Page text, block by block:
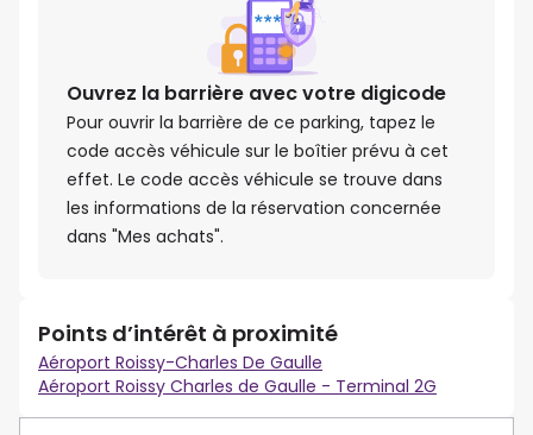
Ouvrez la barrière avec votre digicode
Pour ouvrir la barrière de ce parking, tapez le
code accès véhicule sur le boîtier prévu à cet
effet. Le code accès véhicule se trouve dans
les informations de la réservation concernée
dans "Mes achats".
Points d’intérêt à proximité
Aéroport Roissy-Charles De Gaulle
Aéroport Roissy Charles de Gaulle - Terminal 2G